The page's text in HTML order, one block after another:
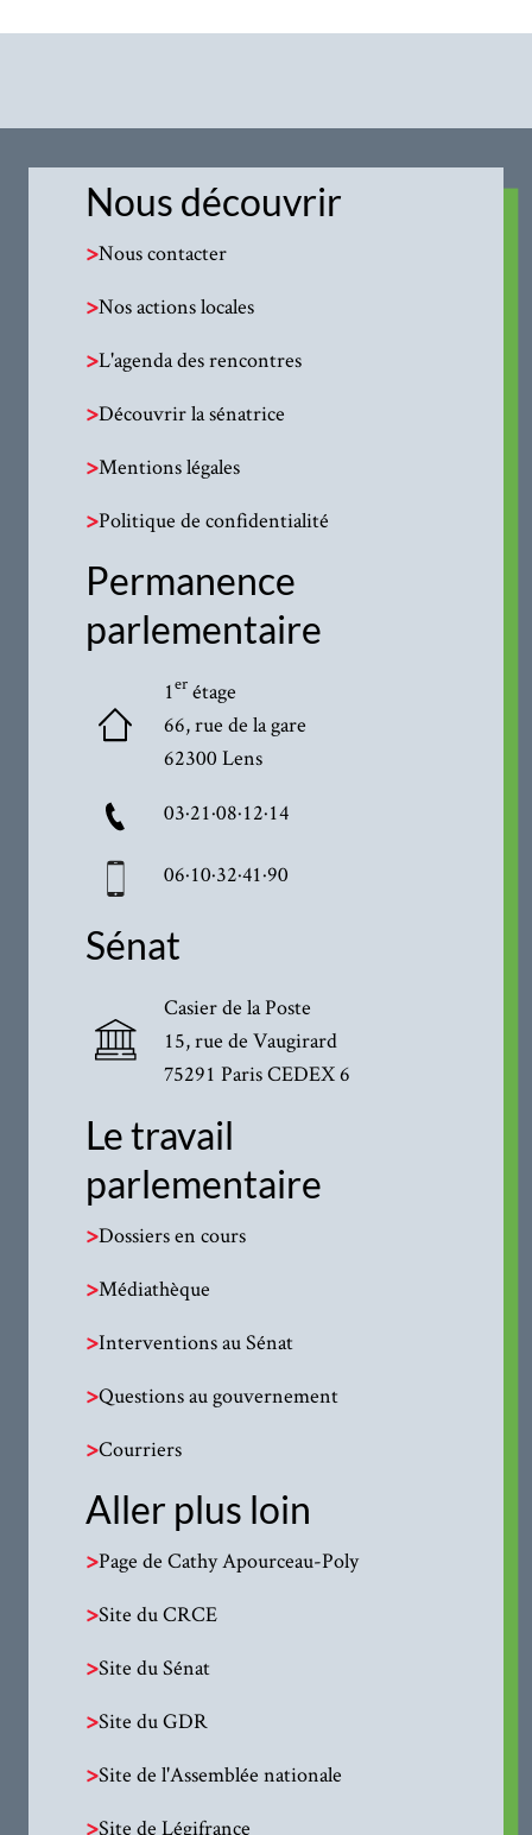
Nous découvrir
>Nous contacter
>Nos actions locales
>L'agenda des rencontres
>Découvrir la sénatrice
>Mentions légales
>Politique de confidentialité
Permanence
parlementaire
1erétage
66, rue de la gare
62300 Lens
03·21·08·12·14
06·10·32·41·90
Sénat
Casier de la Poste
15, rue de Vaugirard
75291 Paris CEDEX 6
Le travail
parlementaire
>Dossiers en cours
>Médiathèque
>Interventions au Sénat
>Questions au gouvernement
>Courriers
Aller plus loin
>Page de Cathy Apourceau-Poly
>Site du CRCE
>Site du Sénat
>Site du GDR
>Site de l'Assemblée nationale
>Site de Légifrance